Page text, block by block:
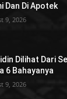
Dan Di Apotek
9, 2026
Dilihat Dari
6 Bahayanya
9, 2026